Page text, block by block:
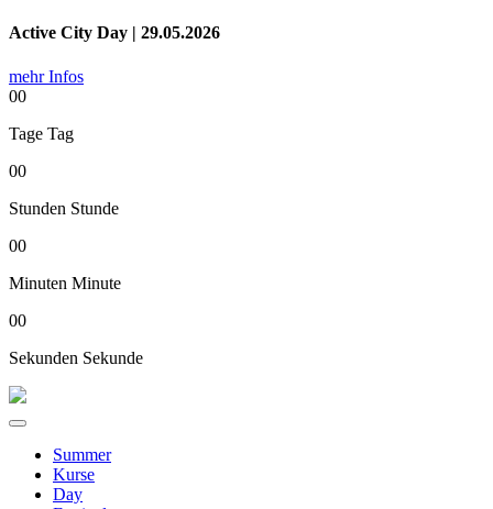
Active City Day | 29.05.2026
mehr Infos
00
Tage Tag
00
Stunden Stunde
00
Minuten Minute
00
Sekunden Sekunde
Summer
Kurse
Day